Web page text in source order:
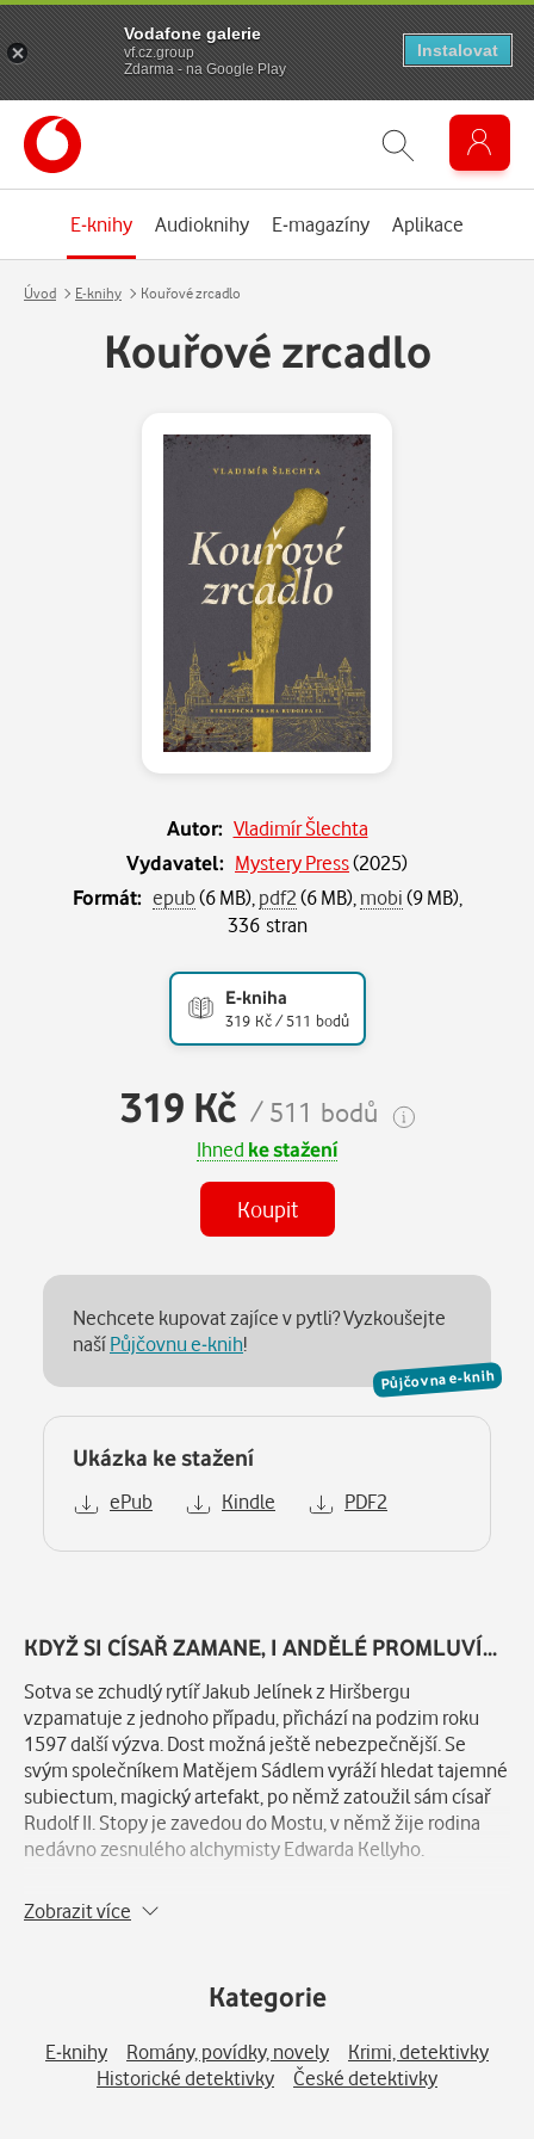
E-knihy Audioknihy E-magazíny Aplikace
Úvod E-knihy Kouřové zrcadlo
Kouřové zrcadlo
Autor: Vladimír Šlechta
Vydavatel: Mystery Press(2025)
Formát: epub(6 MB),pdf2(6 MB),mobi(9 MB),
336 stran
E-kniha
319 Kč / 511 bodů
319 Kč / 511 bodů
Ihned ke stažení
Koupit
Půjčovna e-knih
Nechcete kupovat zajíce v pytli? Vyzkoušejte
našíPůjčovnu e-knih!
Ukázka ke stažení
ePub Kindle PDF2
KDYŽ SI CÍSAŘ ZAMANE, I ANDĚLÉ PROMLUVÍ...
Sotva se zchudlý rytíř Jakub Jelínek z Hiršbergu
vzpamatuje z jednoho případu, přichází na podzim roku
1597 další výzva. Dost možná ještě nebezpečnější. Se
svým společníkem Matějem Sádlem vyráží hledat tajemné
subiectum, magický artefakt, po němž zatoužil sám císař
Rudolf II. Stopy je zavedou do Mostu, v němž žije rodina
nedávno zesnulého alchymisty Edwarda Kellyho.
Oním artefaktem má být totiž zrcadlo, jehož
magistr. Jak se záhy ukazuje, po kouřovém zrcadle pase víc
lidí, než by Jakub čekal. Brzy mu začne být horko nejen z
pohledné Johany Kellyové a její dcery, ale také ze všech
lstivých prospěchářů snažících se zavděčit císaři.
Zobrazit více
Kategorie
E-knihy Romány, povídky, novely
Krimi, detektivky
Historické detektivky
České detektivky
Vodafone galerie
vf.cz.group
Zdarma - na Google Play
Instalovat